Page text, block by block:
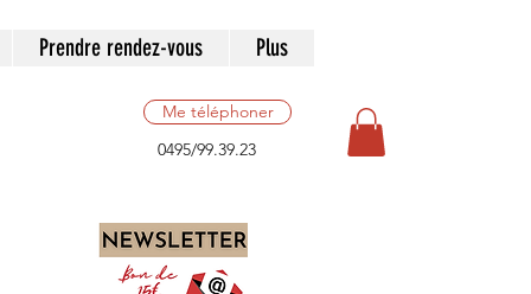
Prendre rendez-vous Plus
Me téléphoner
0495/99.39.23